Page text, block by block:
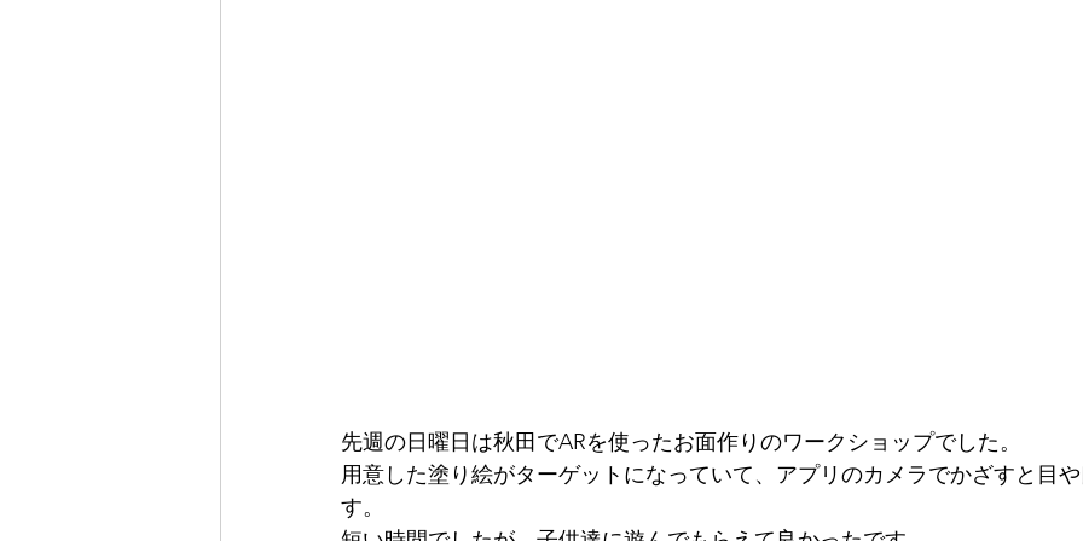
先週の日曜日は秋田でARを使ったお面作りのワークショップでした。
用意した塗り絵がターゲットになっていて、アプリのカメラでかざすと目
す。